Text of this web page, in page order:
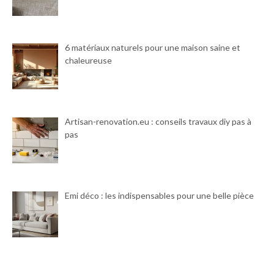
6 matériaux naturels pour une maison saine et
chaleureuse
Artisan-renovation.eu : conseils travaux diy pas à
pas
Emi déco : les indispensables pour une belle pièce